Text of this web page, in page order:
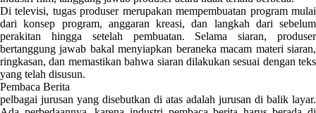
Di televisi, tugas produser merupakan mempembuatan program mulai
dari konsep program, anggaran kreasi, dan langkah dari sebelum
perakitan hingga setelah pembuatan. Selama siaran, produser
bertanggung jawab bakal menyiapkan beraneka macam materi siaran,
ringkasan, dan memastikan bahwa siaran dilakukan sesuai dengan teks
yang telah disusun.
Pembaca Berita
pelbagai jurusan yang disebutkan di atas adalah jurusan di balik layar.